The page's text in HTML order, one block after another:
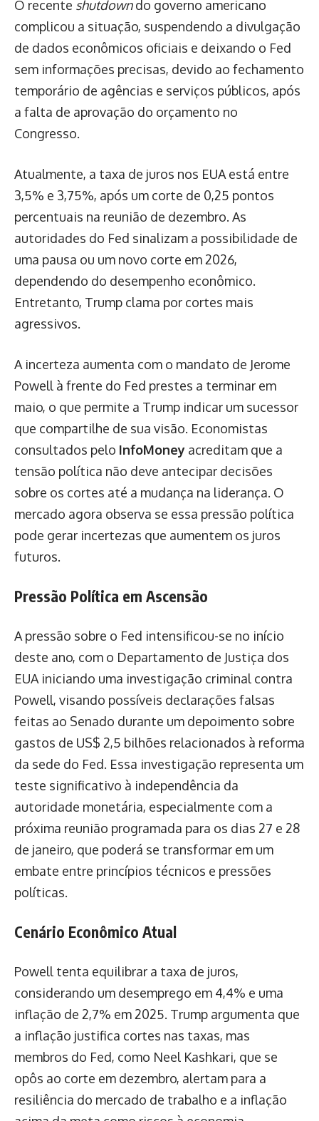
O recente shutdowndo governo americano
complicou a situação, suspendendo a divulgação
de dados econômicos oficiais e deixando o Fed
sem informações precisas, devido ao fechamento
temporário de agências e serviços públicos, após
a falta de aprovação do orçamento no
Congresso.
Atualmente, a taxa de juros nos EUA está entre
3,5% e 3,75%, após um corte de 0,25 pontos
percentuais na reunião de dezembro. As
autoridades do Fed sinalizam a possibilidade de
uma pausa ou um novo corte em 2026,
dependendo do desempenho econômico.
Entretanto, Trump clama por cortes mais
agressivos.
A incerteza aumenta com o mandato de Jerome
Powell à frente do Fed prestes a terminar em
maio, o que permite a Trump indicar um sucessor
que compartilhe de sua visão. Economistas
consultados pelo InfoMoney acreditam que a
tensão política não deve antecipar decisões
sobre os cortes até a mudança na liderança. O
mercado agora observa se essa pressão política
pode gerar incertezas que aumentem os juros
futuros.
Pressão Política em Ascensão
A pressão sobre o Fed intensificou-se no início
deste ano, com o Departamento de Justiça dos
EUA iniciando uma investigação criminal contra
Powell, visando possíveis declarações falsas
feitas ao Senado durante um depoimento sobre
gastos de US$ 2,5 bilhões relacionados à reforma
da sede do Fed. Essa investigação representa um
teste significativo à independência da
autoridade monetária, especialmente com a
próxima reunião programada para os dias 27 e 28
de janeiro, que poderá se transformar em um
embate entre princípios técnicos e pressões
políticas.
Cenário Econômico Atual
Powell tenta equilibrar a taxa de juros,
considerando um desemprego em 4,4% e uma
inflação de 2,7% em 2025. Trump argumenta que
a inflação justifica cortes nas taxas, mas
membros do Fed, como Neel Kashkari, que se
opôs ao corte em dezembro, alertam para a
resiliência do mercado de trabalho e a inflação